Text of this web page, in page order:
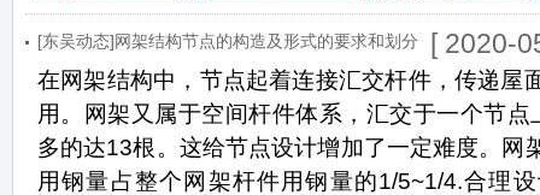
[东吴动态]网架结构节点的构造及形式的要求和划分 [ 2020-
在网架结构中，节点起着连接汇交杆件，传递屋
用。网架又属于空间杆件体系，汇交于一个节
多的达13根。这给节点设计增加了一定难度。网
用钢量占整个网架杆件用钢量的1/5~1/4.合理